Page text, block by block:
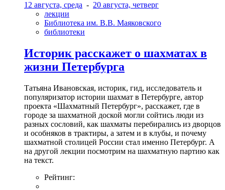
12 августа, среда - 20 августа, четверг
лекции
Библиотека им. В.В. Маяковского
библиотеки
Историк расскажет о шахматах в
жизни Петербурга
Татьяна Ивановская, историк, гид, исследователь и
популяризатор истории шахмат в Петербурге, автор
проекта «Шахматный Петербург», расскажет, где в
городе за шахматной доской могли сойтись люди из
разных сословий, как шахматы перебирались из дворцов
и особняков в трактиры, а затем и в клубы, и почему
шахматной столицей России стал именно Петербург. А
на другой лекции посмотрим на шахматную партию как
на текст.
Рейтинг: